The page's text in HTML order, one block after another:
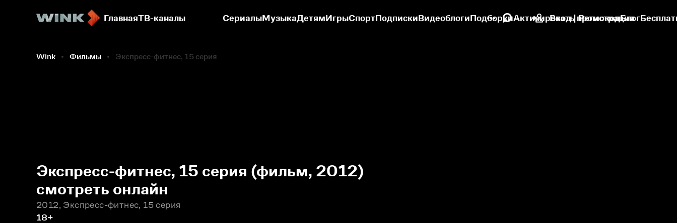
ГлавнаяТВ-каналы СериалыМузыкаДетямИгрыСпортПодпискиВидеоблогиПодборкиАктивировать промокодБлог
Вход | Регистрация
Wink Фильмы Экспресс-фитнес, 15 серия
Экспресс-фитнес, 15 серия (фильм, 2012)
смотреть онлайн
2012, Экспресс-фитнес, 15 серия
18+